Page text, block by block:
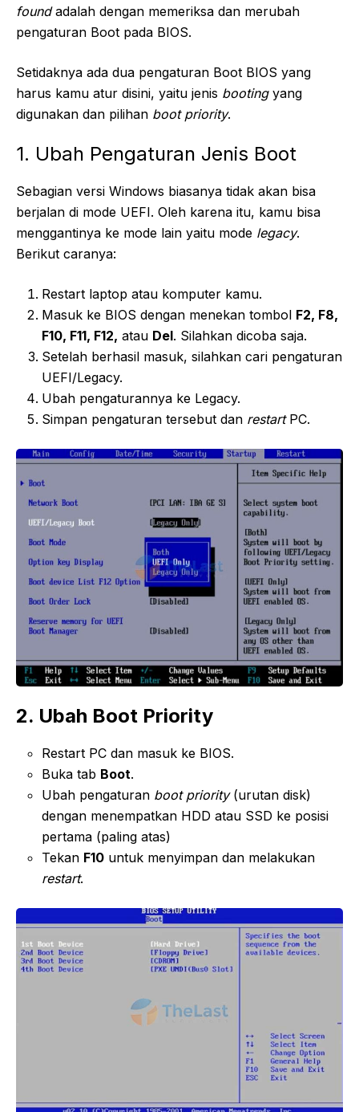
foundadalah dengan memeriksa dan merubah
pengaturan Boot pada BIOS.
Setidaknya ada dua pengaturan Boot BIOS yang
harus kamu atur disini, yaitu jenis booting yang
digunakan dan pilihan boot priority.
1. Ubah Pengaturan Jenis Boot
Sebagian versi Windows biasanya tidak akan bisa
berjalan di mode UEFI. Oleh karena itu, kamu bisa
menggantinya ke mode lain yaitu mode legacy.
Berikut caranya:
Restart laptop atau komputer kamu.
Masuk ke BIOS dengan menekan tombol F2, F8,
F10, F11, F12, atau Del. Silahkan dicoba saja.
Setelah berhasil masuk, silahkan cari pengaturan
UEFI/Legacy.
Ubah pengaturannya ke Legacy.
Simpan pengaturan tersebut dan restartPC.
2. Ubah Boot Priority
Restart PC dan masuk ke BIOS.
Buka tab Boot.
Ubah pengaturan boot priority(urutan disk)
dengan menempatkan HDD atau SSD ke posisi
pertama (paling atas)
Tekan F10 untuk menyimpan dan melakukan
restart.